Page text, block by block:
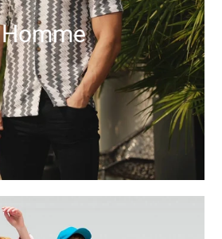
Homme